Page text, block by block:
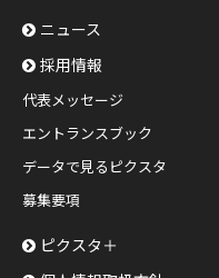
ニュース
採用情報
代表メッセージ
エントランスブック
データで見るピクスタ
募集要項
ピクスタ＋